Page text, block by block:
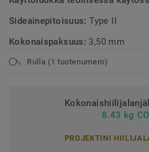
Sideainepitoisuus:Type II
Kokonaispaksuus: 3,50 mm
Rulla (1 tuotenumero)
8.43 kg CO
PROJEKTINI